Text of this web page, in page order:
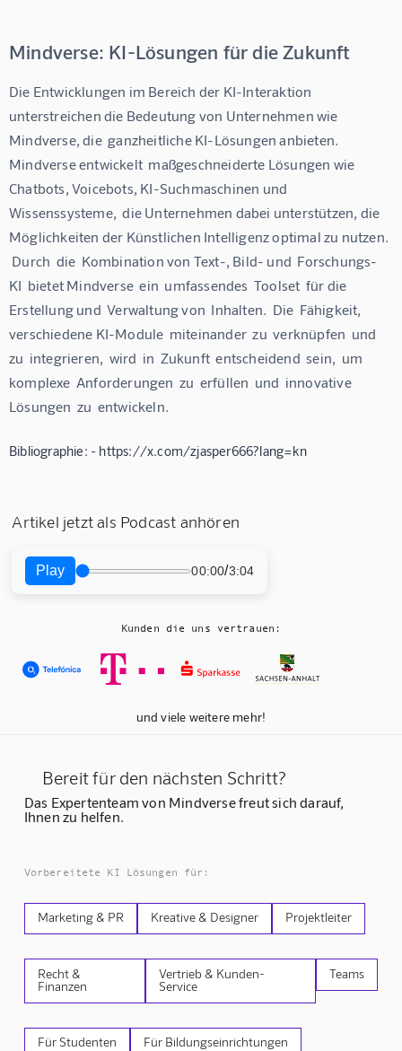
Mindverse: KI-Lösungen für die Zukunft
Die Entwicklungen im Bereich der KI-Interaktion
unterstreichen die Bedeutung von Unternehmen wie
Mindverse, die  ganzheitliche KI-Lösungen anbieten.
Mindverse entwickelt  maßgeschneiderte Lösungen wie
Chatbots, Voicebots, KI-Suchmaschinen und
Wissenssysteme,  die Unternehmen dabei unterstützen, die
Möglichkeiten der Künstlichen Intelligenz optimal zu nutzen.
Durch  die  Kombination von Text-, Bild- und  Forschungs-
KI  bietet Mindverse  ein  umfassendes  Toolset  für die
Erstellung und  Verwaltung von  Inhalten.  Die  Fähigkeit,
verschiedene KI-Module  miteinander  zu  verknüpfen  und
zu  integrieren,  wird  in  Zukunft  entscheidend  sein,  um
komplexe  Anforderungen  zu  erfüllen  und  innovative
Lösungen  zu  entwickeln.
Bibliographie: - https://x.com/zjasper666?lang=kn
Artikel jetzt als Podcast anhören
Play 00:00/3:04
Kunden die uns vertrauen:
und viele weitere mehr!
Bereit für den nächsten Schritt?
Das Expertenteam von Mindverse freut sich darauf,
Ihnen zu helfen.
Vorbereitete KI Lösungen für:
Marketing & PR Kreative & Designer Projektleiter
Recht &
Finanzen
Vertrieb & Kunden-
Service
Teams
Für Studenten Für Bildungseinrichtungen